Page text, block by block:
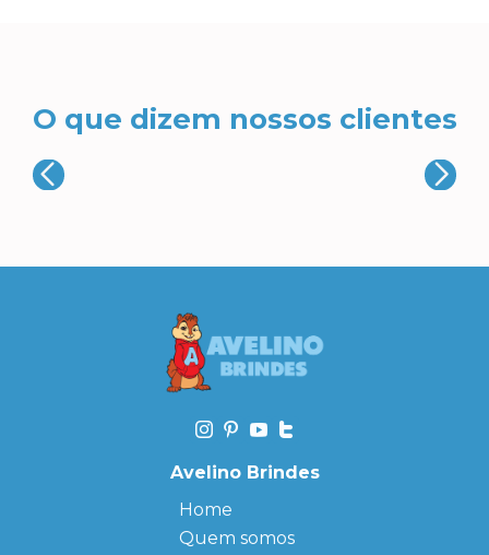
O que dizem nossos clientes
Avelino Brindes
Home
Quem somos